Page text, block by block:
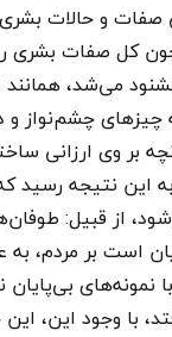
و حالات
کل صفات بشری را
می‌شد، همانند
چیزهای
بر وی ارزانی
نتیجه رسید که
از قبیل:
است بر مردم،
نمونه‌های
با وجود این،